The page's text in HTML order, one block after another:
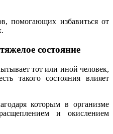
помогающих избавиться от
состояние
тот или иной человек,
такого состояния влияет
которым в организме
и окислением